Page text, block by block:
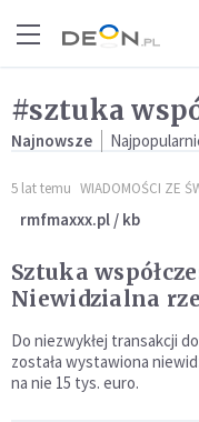
#sztuka
Najnowsze
5 lat temu WIADOMOŚCI ZE
rmfmaxxx.pl / kb
Sztuka
Niewidzialna
Do niezwykłej transakcji
została wystawiona
na nie 15 tys. euro.